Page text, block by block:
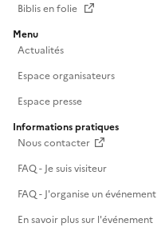
Biblis en folie
Menu
Actualités
Espace organisateurs
Espace presse
Informations pratiques
Nous contacter
FAQ - Je suis visiteur
FAQ - J'organise un événement
En savoir plus sur l'événement